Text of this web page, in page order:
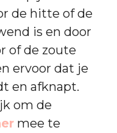
de hitte of de
is en door
of de zoute
ervoor dat je
en afknapt.
om de
mee te